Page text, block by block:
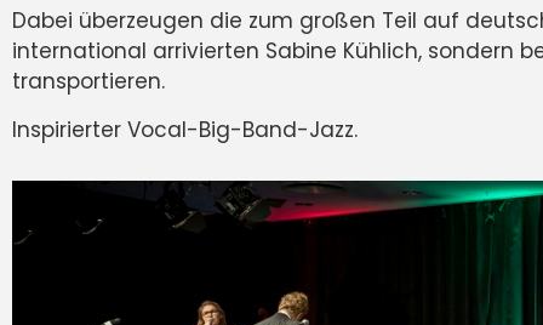
Dabei überzeugen die zum großen Teil auf
international arrivierten Sabine Kühlich, sondern
transportieren.
Inspirierter Vocal-Big-Band-Jazz.